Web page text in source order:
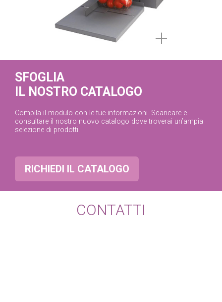
Applicatore di
etichette superfici
piane
piatte tipo bottiglie
rettangolari o affusolate,
scatole, pacchetti, tappi,
etichette/
SFOGLIA
IL NOSTRO CATALOGO
Compila il modulo con le tue informazioni. Scaricare e
consultare il nostro nuovo catalogo dove troverai un’ampia
selezione di prodotti.
RICHIEDI IL CATALOGO
CONTATTI